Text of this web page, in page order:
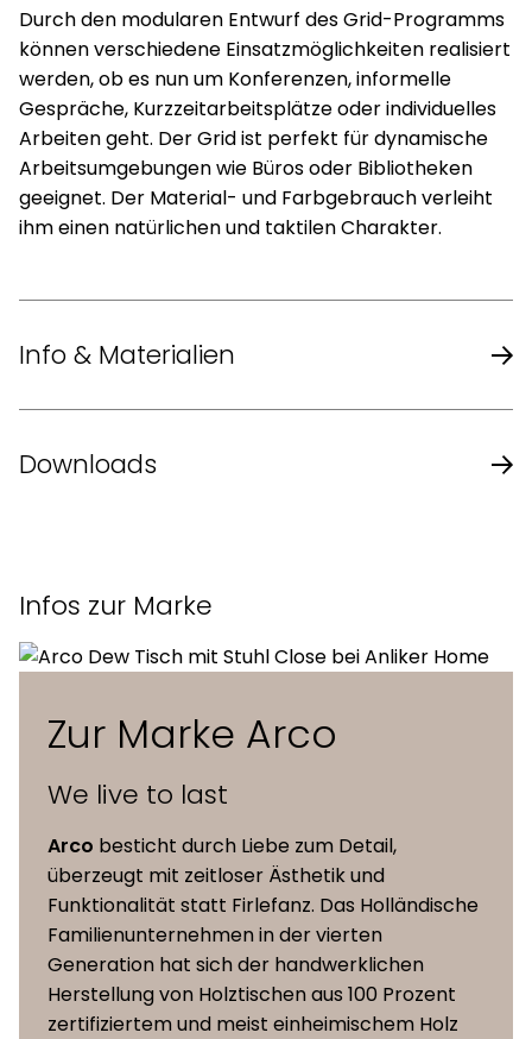
Durch den modularen Entwurf des Grid-Programms
können verschiedene Einsatzmöglichkeiten realisiert
werden, ob es nun um Konferenzen, informelle
Gespräche, Kurzzeitarbeitsplätze oder individuelles
Arbeiten geht. Der Grid ist perfekt für dynamische
Arbeitsumgebungen wie Büros oder Bibliotheken
geeignet. Der Material- und Farbgebrauch verleiht
ihm einen natürlichen und taktilen Charakter.
Info & Materialien
Tischhöhe 75 cm
Material
Tischplatte
Eiche massiv, halb-massiv oder
Furnier in verschiedenen Finishs,
Nussbaum massiv, halb-massiv
oder Furnier, farbig lackiert
Untergestell Epoxid-Feinstruktur auf Aluminium
Beine Eiche oder Nussbaum massiv
Downloads
Infos zur Marke
Zur Marke Arco
We live to last
Arco besticht durch Liebe zum Detail,
überzeugt mit zeitloser Ästhetik und
Funktionalität statt Firlefanz. Das Holländische
Familienunternehmen in der vierten
Generation hat sich der handwerklichen
Herstellung von Holztischen aus 100 Prozent
zertifiziertem und meist einheimischem Holz